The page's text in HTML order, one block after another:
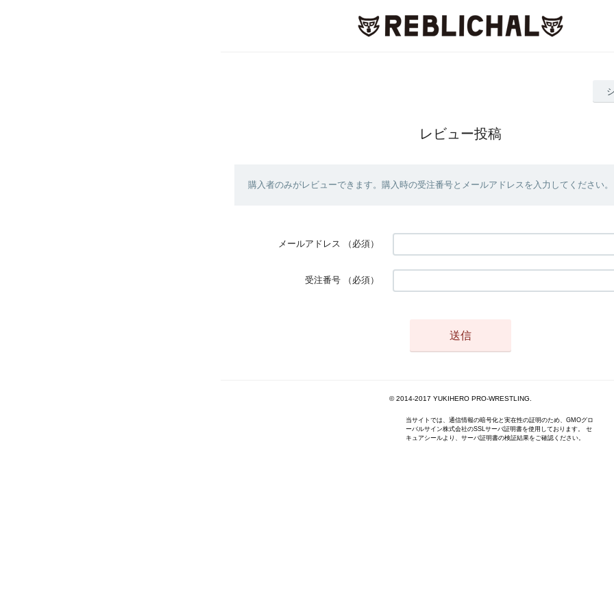
レビュー投稿
購入者のみがレビューできます。購入時の受注番号とメールアドレスを入力してください。
メールアドレス （必須）
受注番号 （必須）
© 2014-2017 YUKIHERO PRO-WRESTLING.
当サイトでは、通信情報の暗号化と実在性の証明のため、GMOグロ
ーバルサイン株式会社のSSLサーバ証明書を使用しております。 セ
キュアシールより、サーバ証明書の検証結果をご確認ください。